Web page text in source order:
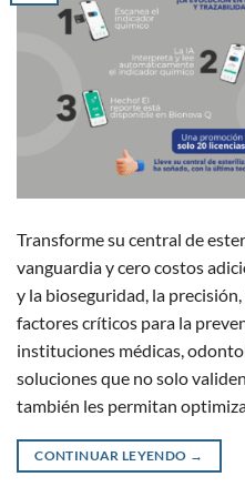
Transforme su central de
vanguardia y cero costos
y la bioseguridad, la
factores críticos para la
instituciones médicas,
soluciones que no solo
también les permitan
CONTINUAR LEYENDO →